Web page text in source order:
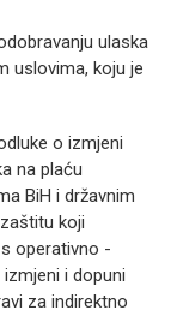
ulaska
uslovima, koju je
o izmjeni
na plaću
BiH i državnim
koji
operativno -
i dopuni
za indirektno